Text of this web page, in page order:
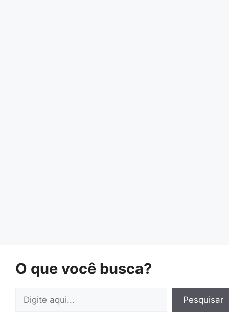
O que você busca?
Pesquisar